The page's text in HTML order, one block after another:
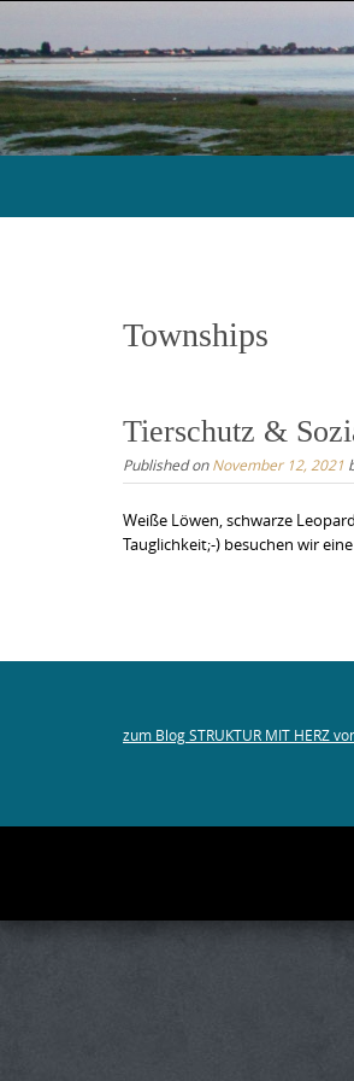
to
content
Townships
Tierschutz &
Published onNovember 12, 2021
Weiße Löwen, schwarze
Tauglichkeit;-) besuchen wir
zum Blog STRUKTUR MIT HERZ